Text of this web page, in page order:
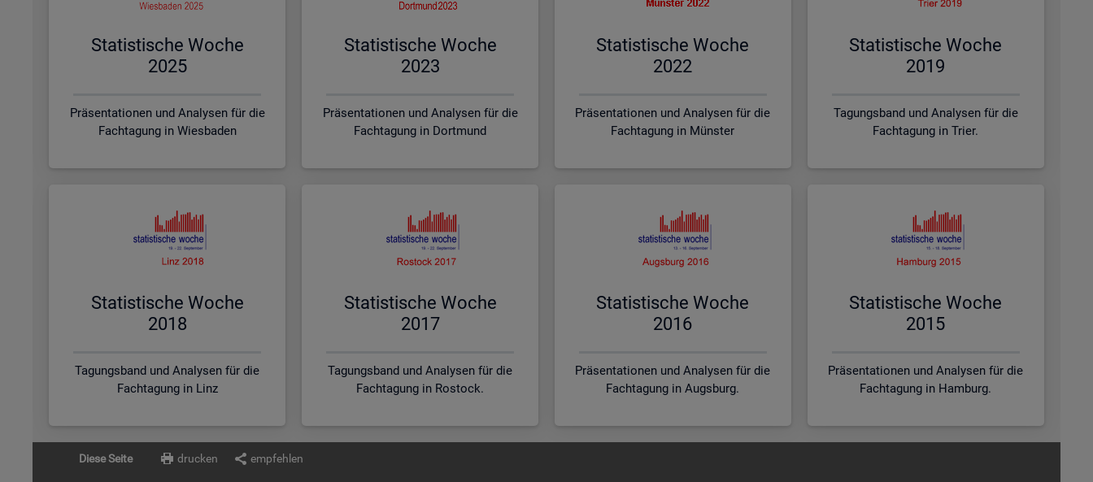
Sta­tis­ti­sche Woche
2025
Präsentationen und Analysen für die
Fachtagung in Wiesbaden
Sta­tis­ti­sche Woche
2023
Präsentationen und Analysen für die
Fachtagung in Dortmund
Sta­tis­ti­sche Woche
2022
Präsentationen und Analysen für die
Fachtagung in Münster
Sta­tis­ti­sche Woche
2019
Tagungsband und Analysen für die
Fachtagung in Trier.
Sta­tis­ti­sche Woche
2018
Tagungsband und Analysen für die
Fachtagung in Linz
Sta­tis­ti­sche Woche
2017
Tagungsband und Analysen für die
Fachtagung in Rostock.
Sta­tis­ti­sche Woche
2016
Präsentationen und Analysen für die
Fachtagung in Augsburg.
Sta­tis­ti­sche Woche
2015
Präsentationen und Analysen für die
Fachtagung in Hamburg.
Diese Seite drucken empfehlen